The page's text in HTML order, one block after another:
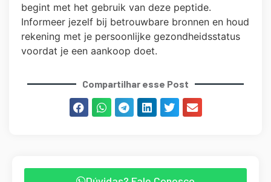
begint met het gebruik van deze peptide.
Informeer jezelf bij betrouwbare bronnen en houd
rekening met je persoonlijke gezondheidsstatus
voordat je een aankoop doet.
Compartilhar esse Post